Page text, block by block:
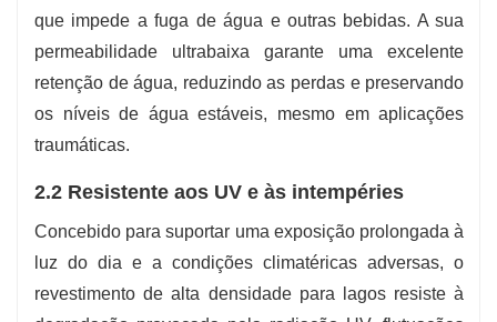
que impede a fuga de água e outras bebidas. A sua
permeabilidade ultrabaixa garante uma excelente
retenção de água, reduzindo as perdas e preservando
os níveis de água estáveis, mesmo em aplicações
traumáticas.
2.2 Resistente aos UV e às intempéries
Concebido para suportar uma exposição prolongada à
luz do dia e a condições climatéricas adversas, o
revestimento de alta densidade para lagos resiste à